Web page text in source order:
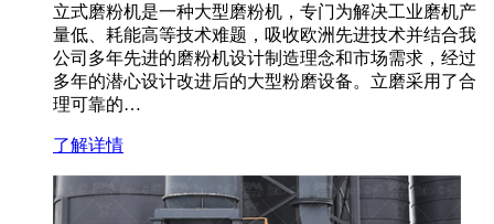
立式磨粉机是一种大型磨粉机，专门为解决工业磨机产
量低、耗能高等技术难题，吸收欧洲先进技术并结合我
公司多年先进的磨粉机设计制造理念和市场需求，经过
多年的潜心设计改进后的大型粉磨设备。立磨采用了合
理可靠的…
了解详情